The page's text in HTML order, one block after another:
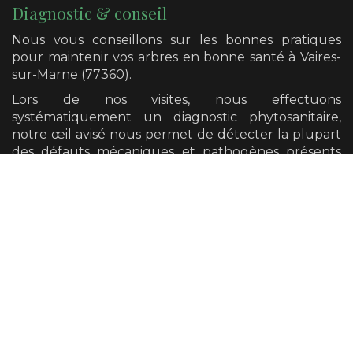
Diagnostic & conseil
Nous vous conseillons sur les bonnes pratiques
pour maintenir vos arbres en bonne santéà Vaires-
sur-Marne (77360).
Lors de nos visites, nous effectuons
systématiquement un diagnostic phytosanitaire,
notre œil avisé nous permet de détecter la plupart
des défauts mécaniques et pathogènes présents